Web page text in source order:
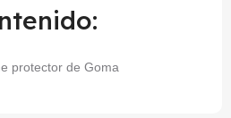
protector de Goma